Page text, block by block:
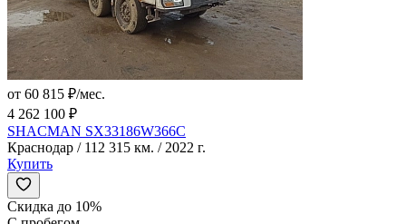
от 60 815 ₽/мес.
4 262 100 ₽
SHACMAN SX33186W366C
Краснодар / 112 315 км. / 2022 г.
Купить
Скидка до 10%